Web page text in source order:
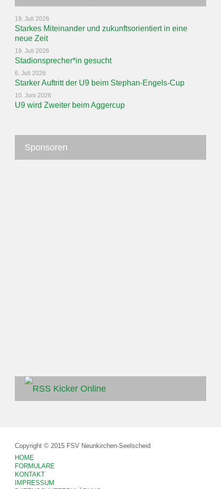
19. Juli 2026
Starkes Miteinander und zukunftsorientiert in eine
neue Zeit
19. Juli 2026
Stadionsprecher*in gesucht
6. Juli 2026
Starker Auftritt der U9 beim Stephan-Engels-Cup
10. Juni 2026
U9 wird Zweiter beim Aggercup
Sponsoren
Kicker Online
Copyright © 2015 FSV Neunkirchen-Seelscheid
HOME
FORMULARE
KONTAKT
IMPRESSUM